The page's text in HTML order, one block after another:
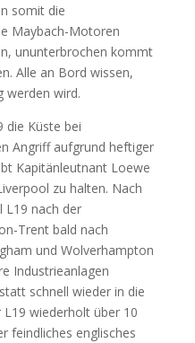
somit die
Maybach-Motoren
ununterbrochen kommt
Alle an Bord wissen,
werden wird.
die Küste bei
Angriff aufgrund heftiger
Kapitänleutnant Loewe
zu halten. Nach
L19 nach der
Trent bald nach
und Wolverhampton
Industrieanlagen
schnell wieder in die
wiederholt über 10
feindliches englisches